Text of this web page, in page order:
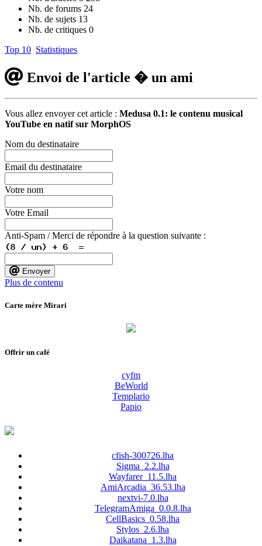
Nb. de forums 24
Nb. de sujets 13
Nb. de critiques 0
Top 10 Statistiques
Envoi de l'article � un ami
Vous allez envoyer cet article : Medusa 0.1: le contenu musical
YouTube en natif sur MorphOS
Nom du destinataire
Email du destinataire
Votre nom
Votre Email
Anti-Spam / Merci de répondre à la question suivante :
Envoyer
Plus de contenu
Carte mère Mirari
Offrir un café
cyfm
BeWorld
Templario
Papio
cfish-300726.lha
Sigma_2.2.lha
Wayfarer_11.5.lha
AmiArcadia_36.53.lha
nextvi-7.0.lha
TelegramAmiga_0.0.8.lha
CellBasics_0.58.lha
Stylos_2.6.lha
Daikatana_1.3.lha